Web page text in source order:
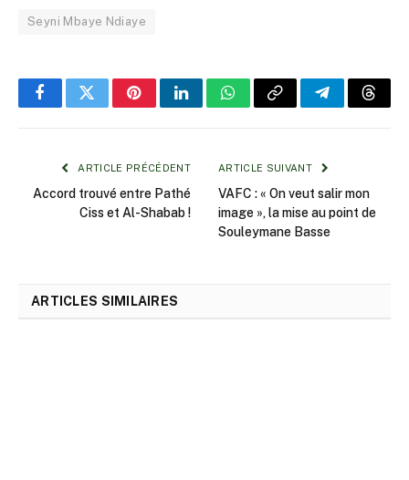
Seyni Mbaye Ndiaye
FacebookTwitterPinterestLinkedInWhatsApp
Copy
Telegram
ARTICLE PRÉCÉDENT
Accord trouvé entre Pathé
Ciss et Al-Shabab !
ARTICLE SUIVANT
VAFC : « On veut salir mon
image », la mise au point de
Souleymane Basse
ARTICLES SIMILAIRES